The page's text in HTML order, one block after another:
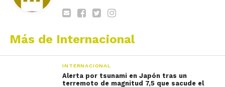
Más de Internacional
INTERNACIONAL
Alerta por tsunami en Japón tras un
terremoto de magnitud 7,5 que sacude el